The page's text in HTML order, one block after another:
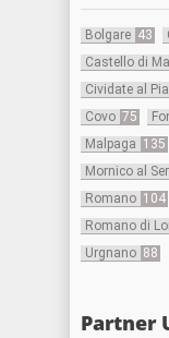
Bolgare 43
Castello di
Cividate al
Covo 75
Malpaga 135
Mornico al
Romano 104
Romano di
Urgnano 88
Partner